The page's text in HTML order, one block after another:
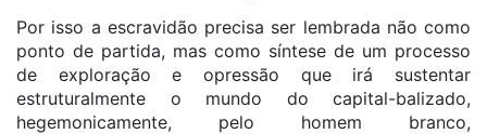
Por isso a escravidão precisa ser lembrada não como
ponto de partida, mas como síntese de um processo
de exploração e opressão que irá sustentar
estruturalmente o mundo do capital-balizado,
hegemonicamente, pelo homem branco,